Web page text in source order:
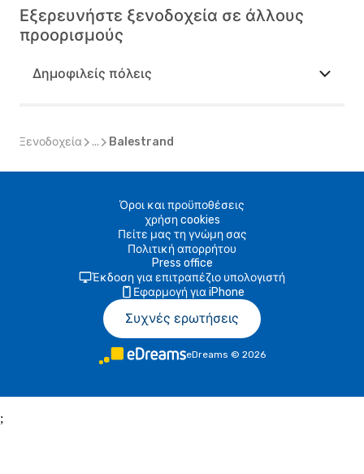
Εξερευνήστε ξενοδοχεία σε άλλους
προορισμούς
Δημοφιλείς πόλεις
Ξενοδοχεία ... Balestrand
Όροι και προϋποθέσεις
χρήση cookies
Πείτε μας τη γνώμη σας
Πολιτική απορρήτου
Press office
Έκδοση για επιτραπέζιο υπολογιστή
Εφαρμογή για iPhone
Συχνές ερωτήσεις
eDreams © 2026
;